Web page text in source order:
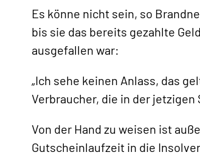
«
Es könne nicht sein, so
bis sie das bereits gezahlte
ausgefallen war:
„Ich sehe keinen Anlass, das
Verbraucher, die in der
Von der Hand zu weisen ist
Gutscheinlaufzeit in die